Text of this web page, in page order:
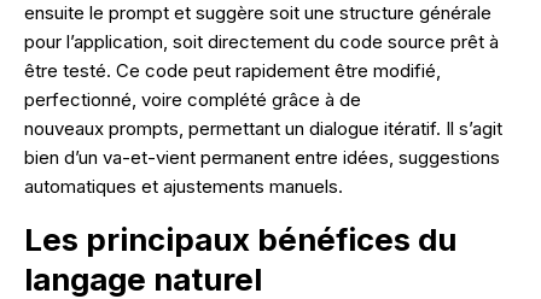
ensuite le prompt et suggère soit une structure générale
pour l’application, soit directement du code source prêt à
être testé. Ce code peut rapidement être modifié,
perfectionné, voire complété grâce à de
nouveaux prompts, permettant un dialogue itératif. Il s’agit
bien d’un va-et-vient permanent entre idées, suggestions
automatiques et ajustements manuels.
Les principaux bénéfices du
langage naturel